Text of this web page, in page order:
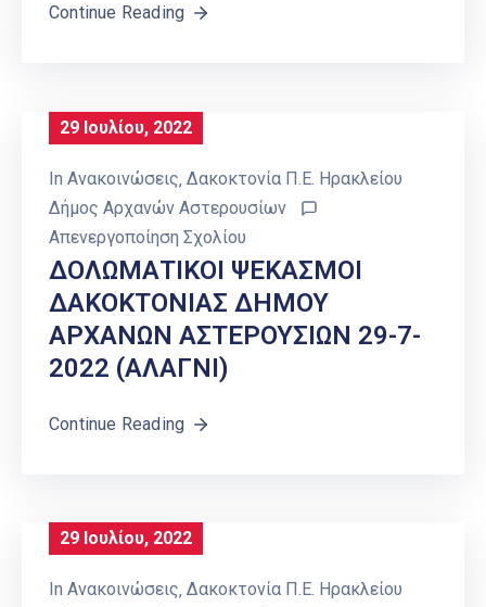
Continue Reading
29 Ιουλίου, 2022
In Ανακοινώσεις Δακοκτονία Π.Ε. Ηρακλείου
Δήμος Αρχανών Αστερουσίων
Απενεργοποίηση Σχολίου
ΔΟΛΩΜΑΤΙΚΟΙ ΨΕΚΑΣΜΟΙ
ΔΑΚΟΚΤΟΝΙΑΣ ΔΗΜΟΥ
ΑΡΧΑΝΩΝ ΑΣΤΕΡΟΥΣΙΩΝ 29-7-
2022 (ΑΛΑΓΝΙ)
Continue Reading
29 Ιουλίου, 2022
In Ανακοινώσεις‚ Δακοκτονία Π.Ε. Ηρακλείου